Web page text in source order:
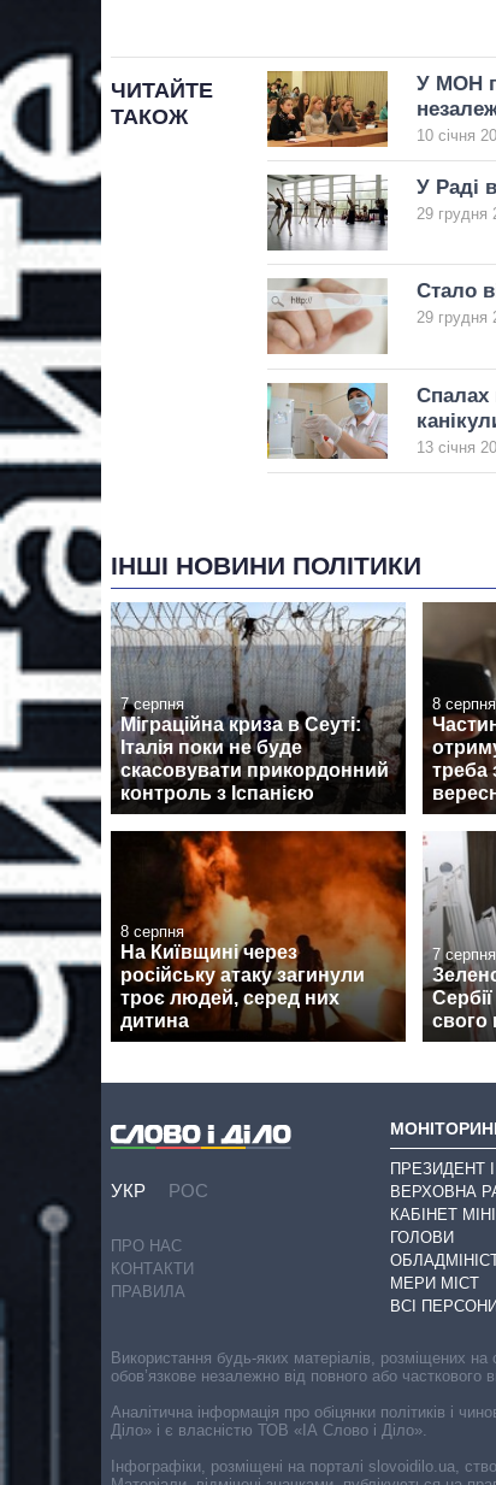
ЧИТАЙТЕ
ТАКОЖ
У МОН
10 січня
У Раді
29 грудня
Стало
29 грудня
Спалах
13 січня
ІНШІ НОВИНИ ПОЛІТИКИ
7 серпня
Міграційна криза в Сеуті:
Італія поки не буде
скасовувати прикордонний
контроль з Іспанією
8 серпня
треба
8 серпня
На Київщині через
російську атаку загинули
троє людей, серед них
дитина
7 серпня
свого
УКР РОС
ПРО НАС
КОНТАКТИ
ПРАВИЛА
ПРЕЗИДЕНТ
ВЕРХОВНА
КАБІНЕТ
ГОЛОВИ
МЕРИ МІСТ
ВСІ ПЕРСОНИ
Використання будь-яких матеріалів, розміщених
обов’язкове незалежно від повного або часткового
Аналітична інформація про обіцянки політиків і
Діло» і є власністю ТОВ «ІА Слово і Діло».
Інфографіки, розміщені на порталі slovoidilo.ua,